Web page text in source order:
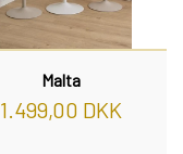
Malta
1.499,00 DKK